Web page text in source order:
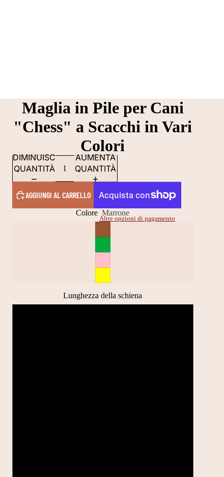
Maglia in Pile per Cani
"Chess" a Scacchi in Vari
Colori
DIMINUISCI
QUANTITÀ
AUMENTA
QUANTITÀ
AGGIUNGI AL CARRELLO
Altre opzioni di pagamento
Colore Marrone
Lunghezza della schiena